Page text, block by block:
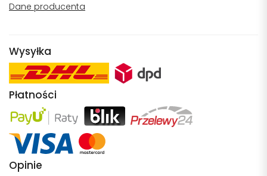
Dane producenta
Wysyłka
Płatności
Opinie